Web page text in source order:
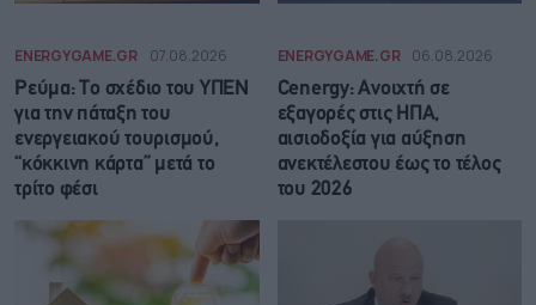
ENERGYGAME.GR 07.08.2026
Ρεύμα: Το σχέδιο του ΥΠΕΝ
για την πάταξη του
ενεργειακού τουρισμού,
“κόκκινη κάρτα” μετά το
τρίτο φέσι
ENERGYGAME.GR 06.08.2026
Cenergy: Ανοιχτή σε
εξαγορές στις ΗΠΑ,
αισιοδοξία για αύξηση
ανεκτέλεστου έως το τέλος
του 2026